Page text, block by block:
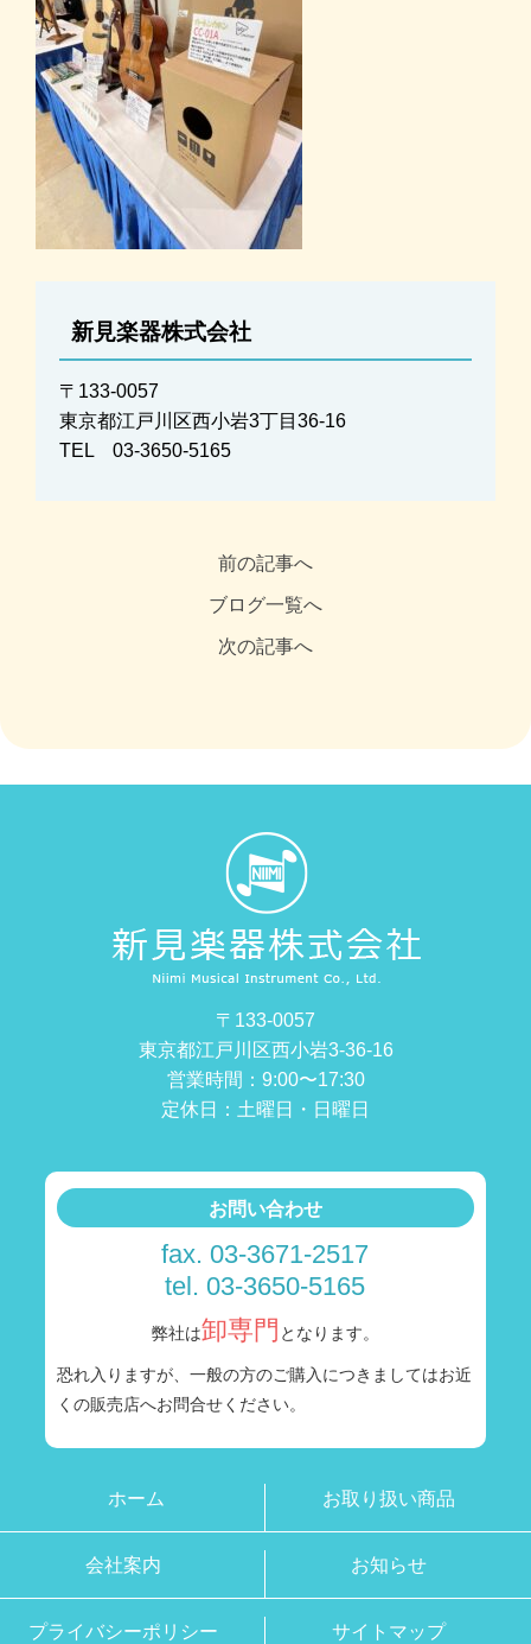
新見楽器株式会社
〒133-0057
東京都江戸川区西小岩3丁目36-16
TEL 03-3650-5165
前の記事へ
ブログ一覧へ
次の記事へ
〒133-0057
東京都江戸川区西小岩3-36-16
営業時間：9:00〜17:30
定休日：土曜日・日曜日
お問い合わせ
fax. 03-3671-2517
tel. 03-3650-5165
弊社は卸専門 となります。
恐れ入りますが、一般の方のご購入につきましてはお近
くの販売店へお問合せください。
ホーム お取り扱い商品
会社案内 お知らせ
プライバシーポリシー サイトマップ